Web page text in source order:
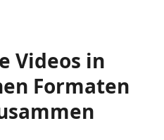
Videos in
Formaten